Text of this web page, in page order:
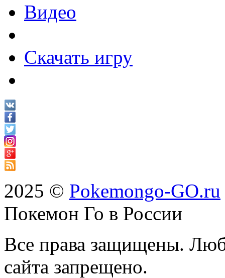
Видео
Скачать игру
2025 © Pokemongo-GO.ru
Покемон Го в России
Все права защищены.
сайта запрещено.